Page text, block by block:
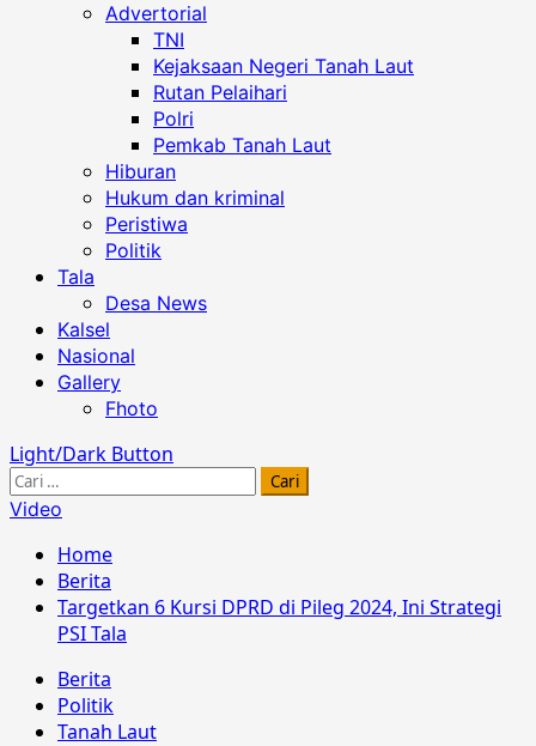
Advertorial
TNI
Kejaksaan Negeri Tanah Laut
Rutan Pelaihari
Polri
Pemkab Tanah Laut
Hiburan
Hukum dan kriminal
Peristiwa
Politik
Tala
Desa News
Kalsel
Nasional
Gallery
Fhoto
Light/Dark Button
Cari
untuk:
Video
Home
Berita
Targetkan 6 Kursi DPRD di Pileg 2024, Ini Strategi
PSI Tala
Berita
Politik
Tanah Laut